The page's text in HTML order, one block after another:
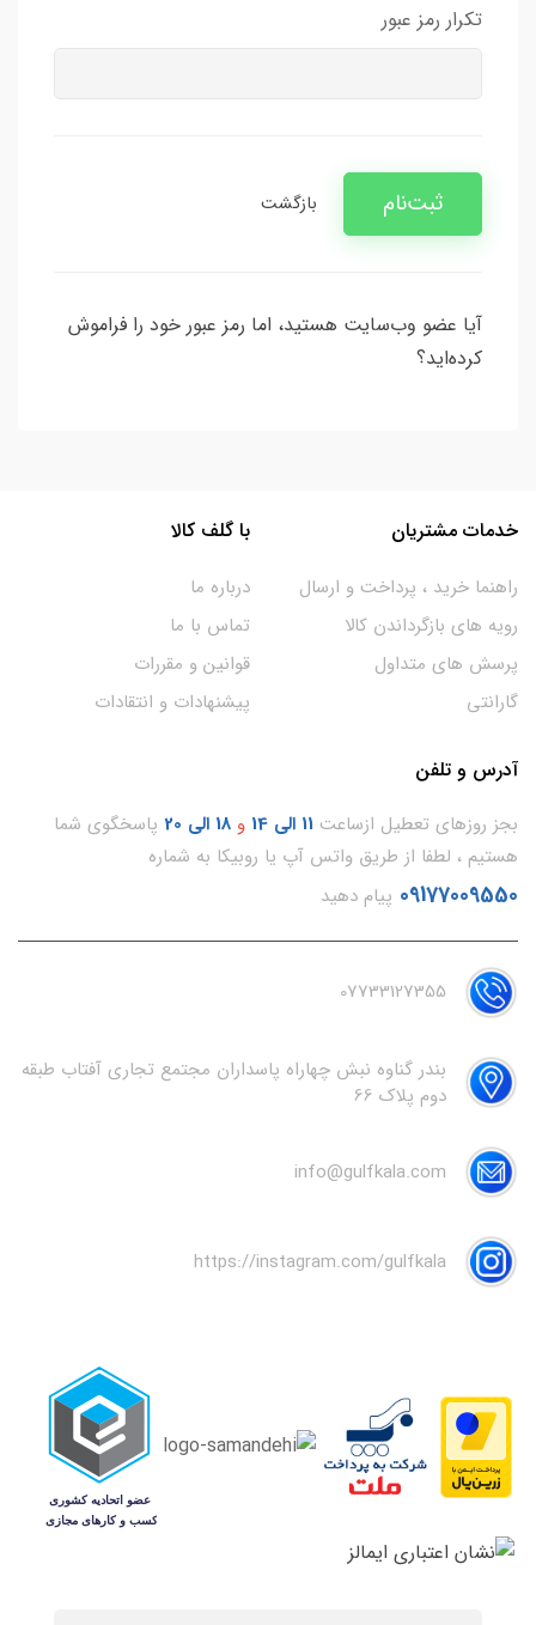
تکرار رمز عبور
ثبت‌نام بازگشت
آیا عضو وب‌سایت هستید، اما رمز عبور خود را فراموش
کرده‌اید؟
خدمات مشتریان
راهنما خرید ، پرداخت و ارسال
رویه های بازگرداندن کالا
پرسش های متداول
گارانتی
با گلف کالا
درباره ما
تماس با ما
قوانین و مقررات
پیشنهادات و انتقادات
آدرس و تلفن
بجز روزهای تعطیل ازساعت 11 الی 14 و 18 الی 20
پاسخگوی شما
هستیم ، لطفا از طریق واتس آپ یا روبیکا به شماره
09177009550 پیام دهید
07733127355
بندر گناوه نبش چهاراه پاسداران مجتمع تجاری آفتاب طبقه
دوم پلاک 66
info@gulfkala.com
https://instagram.com/gulfkala